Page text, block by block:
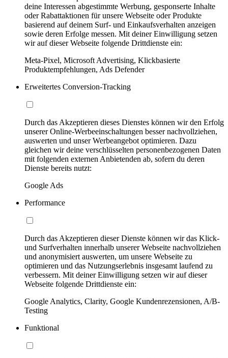
deine Interessen abgestimmte Werbung, gesponserte Inhalte
oder Rabattaktionen für unsere Webseite oder Produkte
basierend auf deinem Surf- und Einkaufsverhalten anzeigen
sowie deren Erfolge messen. Mit deiner Einwilligung setzen
wir auf dieser Webseite folgende Drittdienste ein:
Meta-Pixel, Microsoft Advertising, Klickbasierte
Produktempfehlungen, Ads Defender
Erweitertes Conversion-Tracking
Durch das Akzeptieren dieses Dienstes können wir den Erfolg
unserer Online-Werbeeinschaltungen besser nachvollziehen,
auswerten und unser Werbeangebot optimieren. Dazu
gleichen wir deine verschlüsselten personenbezogenen Daten
mit folgenden externen Anbietenden ab, sofern du deren
Dienste bereits nutzt:
Google Ads
Performance
Durch das Akzeptieren dieser Dienste können wir das Klick-
und Surfverhalten innerhalb unserer Webseite nachvollziehen
und anonymisiert auswerten, um unsere Webseite zu
optimieren und das Nutzungserlebnis insgesamt laufend zu
verbessern. Mit deiner Einwilligung setzen wir auf dieser
Webseite folgende Drittdienste ein:
Google Analytics, Clarity, Google Kundenrezensionen, A/B-
Testing
Funktional